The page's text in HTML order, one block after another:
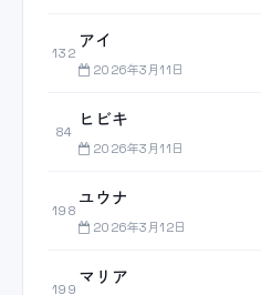
132
アイ
2026年3月11日
84
ヒビキ
2026年3月11日
198
ユウナ
2026年3月12日
199
マリア